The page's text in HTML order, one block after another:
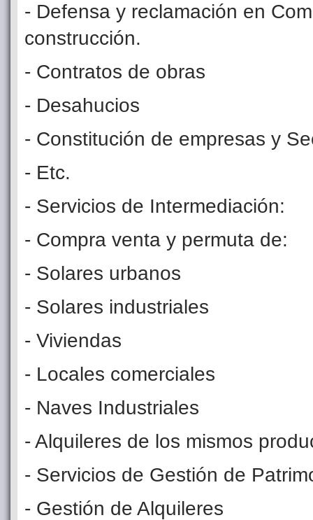
- Defensa y reclamación en
construcción.
- Contratos de obras
- Desahucios
- Constitución de empresas y
- Etc.
- Servicios de Intermediación:
- Compra venta y permuta de:
- Solares urbanos
- Solares industriales
- Viviendas
- Locales comerciales
- Naves Industriales
- Alquileres de los mismos
- Servicios de Gestión de
- Gestión de Alquileres